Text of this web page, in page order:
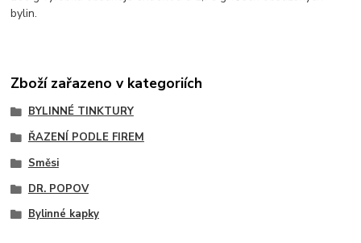
bylin.
Zboží zařazeno v kategoriích
BYLINNÉ TINKTURY
ŘAZENÍ PODLE FIREM
Směsi
DR. POPOV
Bylinné kapky